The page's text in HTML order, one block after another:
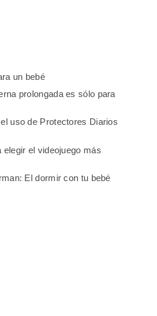
un bebé
prolongada es sólo para
uso de Protectores Diarios
elegir el videojuego más
El dormir con tu bebé